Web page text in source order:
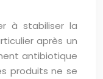
à stabiliser la
après un
antibiotique
produits ne se